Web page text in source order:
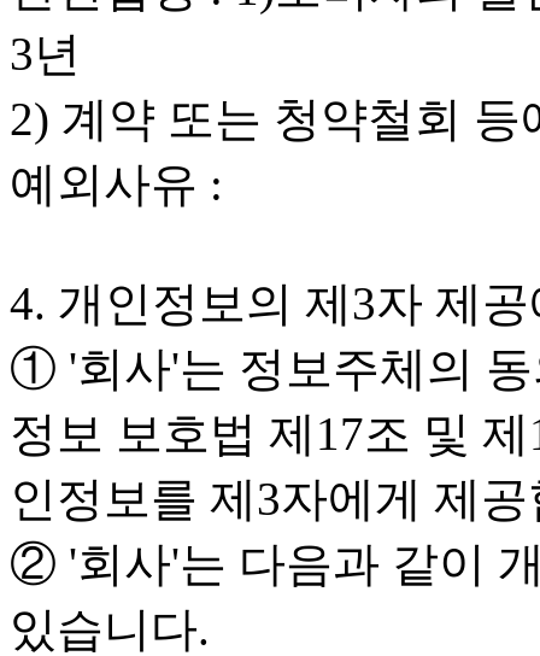
3년
2) 계약 또는 청약철회 등
예외사유 :
4. 개인정보의 제3자 제
① '회사'는 정보주체의
정보 보호법 제17조 및
인정보를 제3자에게 제
② '회사'는 다음과 같이
있습니다.